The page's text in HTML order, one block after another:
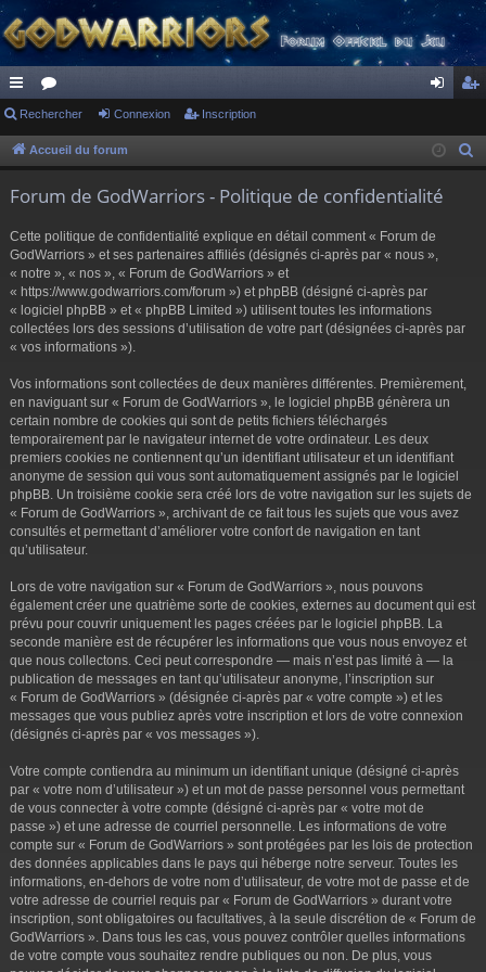
ac
co
s
or
u ne cri
Rechercher Connexion Inscription
Accueil du forum
Forum de GodWarriors - Politique de confidentialité
Cette politique de confidentialité explique en détail comment « Forum de
GodWarriors » et ses partenaires affiliés (désignés ci-après par « nous »,
« notre », « nos », « Forum de GodWarriors » et
« https://www.godwarriors.com/forum ») et phpBB (désigné ci-après par
« logiciel phpBB » et « phpBB Limited ») utilisent toutes les informations
collectées lors des sessions d’utilisation de votre part (désignées ci-après par
« vos informations »).
Vos informations sont collectées de deux manières différentes. Premièrement,
en naviguant sur « Forum de GodWarriors », le logiciel phpBB génèrera un
certain nombre de cookies qui sont de petits fichiers téléchargés
temporairement par le navigateur internet de votre ordinateur. Les deux
premiers cookies ne contiennent qu’un identifiant utilisateur et un identifiant
anonyme de session qui vous sont automatiquement assignés par le logiciel
phpBB. Un troisième cookie sera créé lors de votre navigation sur les sujets de
« Forum de GodWarriors », archivant de ce fait tous les sujets que vous avez
consultés et permettant d’améliorer votre confort de navigation en tant
qu’utilisateur.
Lors de votre navigation sur « Forum de GodWarriors », nous pouvons
également créer une quatrième sorte de cookies, externes au document qui est
prévu pour couvrir uniquement les pages créées par le logiciel phpBB. La
seconde manière est de récupérer les informations que vous nous envoyez et
que nous collectons. Ceci peut correspondre — mais n’est pas limité à — la
publication de messages en tant qu’utilisateur anonyme, l’inscription sur
« Forum de GodWarriors » (désignée ci-après par « votre compte ») et les
messages que vous publiez après votre inscription et lors de votre connexion
(désignés ci-après par « vos messages »).
Votre compte contiendra au minimum un identifiant unique (désigné ci-après
par « votre nom d’utilisateur ») et un mot de passe personnel vous permettant
de vous connecter à votre compte (désigné ci-après par « votre mot de
passe ») et une adresse de courriel personnelle. Les informations de votre
compte sur « Forum de GodWarriors » sont protégées par les lois de protection
des données applicables dans le pays qui héberge notre serveur. Toutes les
informations, en-dehors de votre nom d’utilisateur, de votre mot de passe et de
votre adresse de courriel requis par « Forum de GodWarriors » durant votre
inscription, sont obligatoires ou facultatives, à la seule discrétion de « Forum de
GodWarriors ». Dans tous les cas, vous pouvez contrôler quelles informations
de votre compte vous souhaitez rendre publiques ou non. De plus, vous